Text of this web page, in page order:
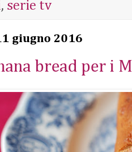
, serie tv
giugno 2016
bread per i